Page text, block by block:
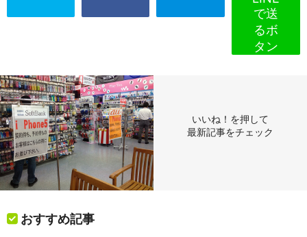
いいね！を押して
最新記事をチェック
おすすめ記事